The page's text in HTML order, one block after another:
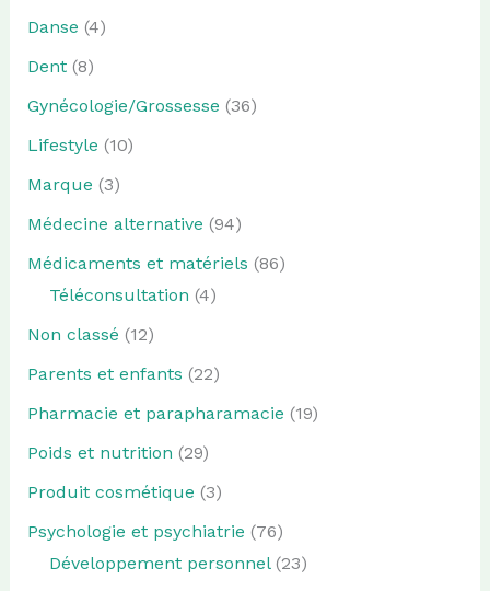
Danse (4)
Dent(8)
Gynécologie/Grossesse (36)
Lifestyle (10)
Marque (3)
Médecine alternative (94)
Médicaments et matériels (86)
Téléconsultation (4)
Non classé (12)
Parents et enfants (22)
Pharmacie et parapharamacie (19)
Poids et nutrition (29)
Produit cosmétique (3)
Psychologie et psychiatrie (76)
Développement personnel(23)